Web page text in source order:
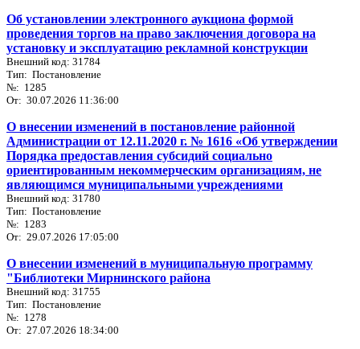
Об установлении электронного аукциона формой
проведения торгов на право заключения договора на
установку и эксплуатацию рекламной конструкции
Внешний код: 31784
Тип: Постановление
№: 1285
От: 30.07.2026 11:36:00
О внесении изменений в постановление районной
Администрации от 12.11.2020 г. № 1616 «Об утверждении
Порядка предоставления субсидий социально
ориентированным некоммерческим организациям, не
являющимся муниципальными учреждениями
Внешний код: 31780
Тип: Постановление
№: 1283
От: 29.07.2026 17:05:00
О внесении изменений в муниципальную программу
"Библиотеки Мирнинского района
Внешний код: 31755
Тип: Постановление
№: 1278
От: 27.07.2026 18:34:00